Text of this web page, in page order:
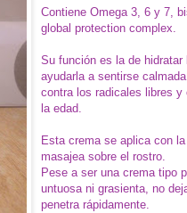
Contiene Omega 3, 6 y 7,
global protection complex.
Su función es la de
ayudarla a sentirse
contra los radicales libres
la edad.
Esta crema se aplica con
masajea sobre el rostro.
Pese a ser una crema tipo
untuosa ni grasienta, no
penetra rápidamente.